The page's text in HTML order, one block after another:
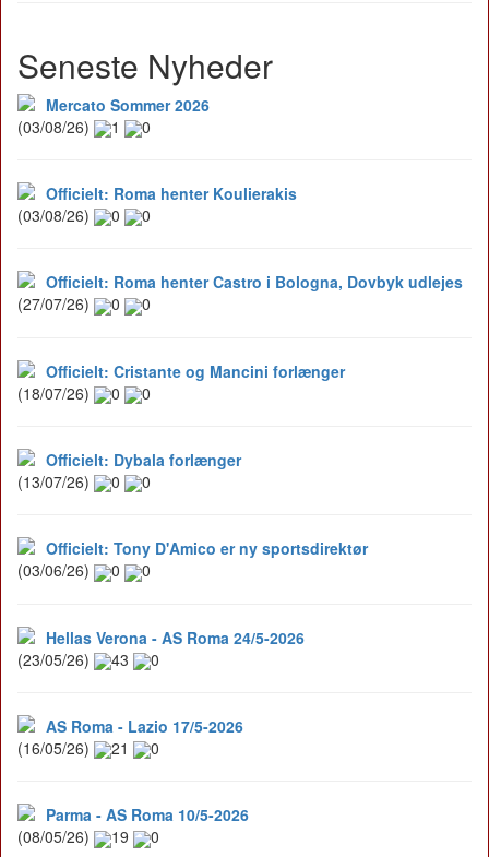
Seneste Nyheder
Mercato Sommer 2026
(03/08/26)
1 0
Officielt: Roma henter Koulierakis
(03/08/26)
0 0
Officielt: Roma henter Castro i Bologna, Dovbyk udlejes
(27/07/26)
0 0
Officielt: Cristante og Mancini forlænger
(18/07/26)
0 0
Officielt: Dybala forlænger
(13/07/26)
0 0
Officielt: Tony D'Amico er ny sportsdirektør
(03/06/26)
0 0
Hellas Verona - AS Roma 24/5-2026
(23/05/26)
43 0
AS Roma - Lazio 17/5-2026
(16/05/26)
21 0
Parma - AS Roma 10/5-2026
(08/05/26)
19 0